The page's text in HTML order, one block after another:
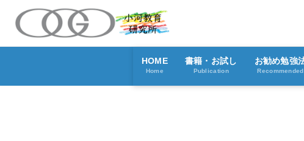
HOME
Home
書籍・お試し
Publication
お勧め勉強
Recommended